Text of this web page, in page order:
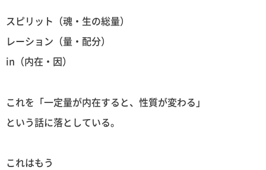
スピリット（魂・生の総量）
レーション（量・配分）
in（内在・因）
これを「一定量が内在すると、性質が変わる」
という話に落としている。
これはもう